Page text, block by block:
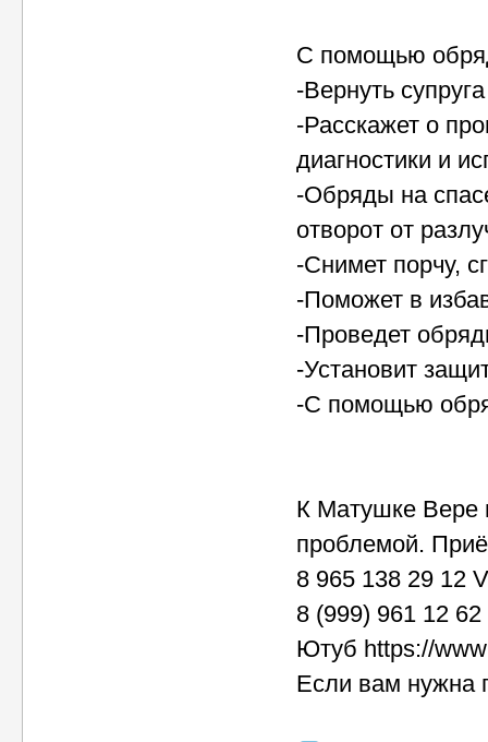
С помощью
-Вернуть
-Расскажет о
диагностики и
-Обряды на
отворот от
-Снимет порчу,
-Поможет в
-Проведет
-Установит
-С помощью
К Матушке Вере
проблемой.
8 965 138 29 12
8 (999) 961 12
Ютуб https://
Если вам нужна